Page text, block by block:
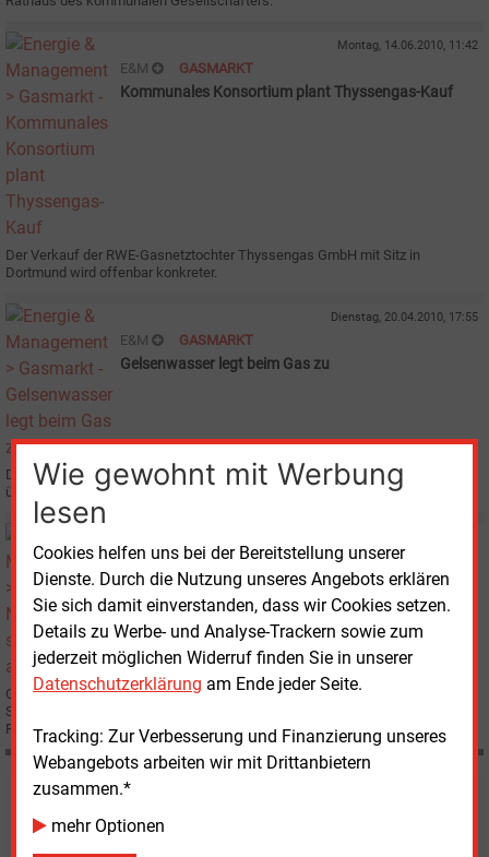
Wie gewohnt mit Werbung
lesen
Cookies helfen uns bei der Bereitstellung unserer
Dienste. Durch die Nutzung unseres Angebots erklären
Sie sich damit einverstanden, dass wir Cookies setzen.
Details zu Werbe- und Analyse-Trackern sowie zum
jederzeit möglichen Widerruf finden Sie in unserer
Datenschutzerklärung am Ende jeder Seite.
Tracking: Zur Verbesserung und Finanzierung unseres
Webangebots arbeiten wir mit Drittanbietern
zusammen.*
mehr Optionen
Montag, 14.06.2010, 11:42
E&M GASMARKT
Kommunales Konsortium plant Thyssengas-Kauf
Der Verkauf der RWE-Gasnetztochter Thyssengas GmbH mit Sitz in
Dortmund wird offenbar konkreter.
Dienstag, 20.04.2010, 17:55
E&M GASMARKT
Gelsenwasser legt beim Gas zu
Die Gelsenwasser AG hat ihren Umsatzzuwachs und ihr gutes Ergebnis 2009
überwiegend mit der Ausweitung des Gasgeschäftes erzielt.
E&M STADTWERKE
Nicht spektakulär, aber gediegen
Große Schleifspuren hat die Wirtschafts- und Finanzkrise bei den
Stadtwerken Herne nicht hinterlassen. Dem Kommunalversorger aus dem
Revier gelingt es nach wie vor, seine Kunden weitgehend zu halten.
Möchten Sie diese und
weitere Nachrichten lesen?